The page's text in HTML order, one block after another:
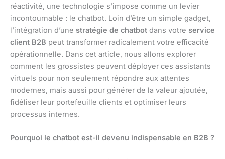
réactivité, une technologie s’impose comme un levier
incontournable : le chatbot. Loin d’être un simple gadget,
l’intégration d’une stratégie de chatbot dans votre service
client B2B peut transformer radicalement votre efficacité
opérationnelle. Dans cet article, nous allons explorer
comment les grossistes peuvent déployer ces assistants
virtuels pour non seulement répondre aux attentes
modernes, mais aussi pour générer de la valeur ajoutée,
fidéliser leur portefeuille clients et optimiser leurs
processus internes.
Pourquoi le chatbot est-il devenu indispensable en B2B ?